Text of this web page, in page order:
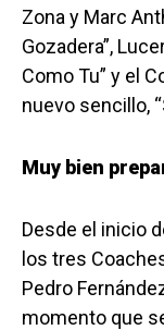
Zona y Marc
Gozadera”,
Como Tu” y el
nuevo sencillo,
Muy bien
Desde el inicio
los tres
Pedro
momento que